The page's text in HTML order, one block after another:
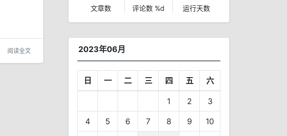
阅读全文
文章数 评论数 %d 运行天数
2023年06月
日 一 二 三 四 五 六
1 2 3
4 5 6 7 8 9 10